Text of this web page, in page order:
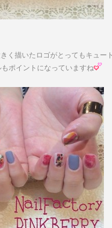
く描いたロゴがとってもキュー
ポイントになっていますね